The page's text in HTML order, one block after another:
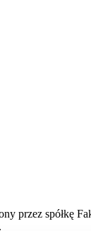
przez spółkę